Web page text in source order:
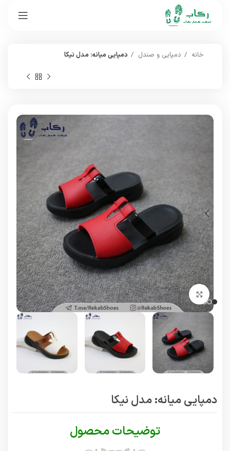
خانه دمپایی و صندل دمپایی میانه: مدل نیکا
برای بزرگنمایی کلیک کنید
دمپایی میانه: مدل نیکا
توضیحات محصول